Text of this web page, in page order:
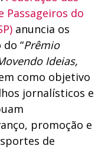
Passageiros do
anuncia os
“Prêmio
Ideias,
como objetivo
jornalísticos e
promoção e
de